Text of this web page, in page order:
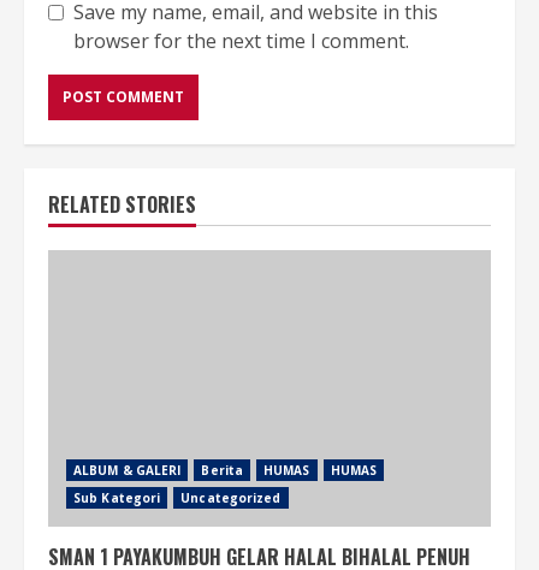
Save my name, email, and website in this
browser for the next time I comment.
RELATED STORIES
ALBUM & GALERI Berita HUMAS
HUMAS
Sub Kategori
Uncategorized
SMAN 1 PAYAKUMBUH GELAR HALAL BIHALAL PENUH